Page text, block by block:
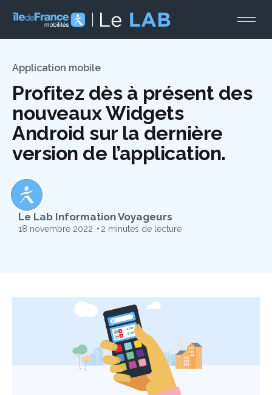
Application mobile
Profitez dès à présent des
nouveaux Widgets
Android sur la dernière
version de l’application.
Le Lab
Inform
Le Lab Information Voyageurs
18 novembre 2022 • 2 minutes de lecture